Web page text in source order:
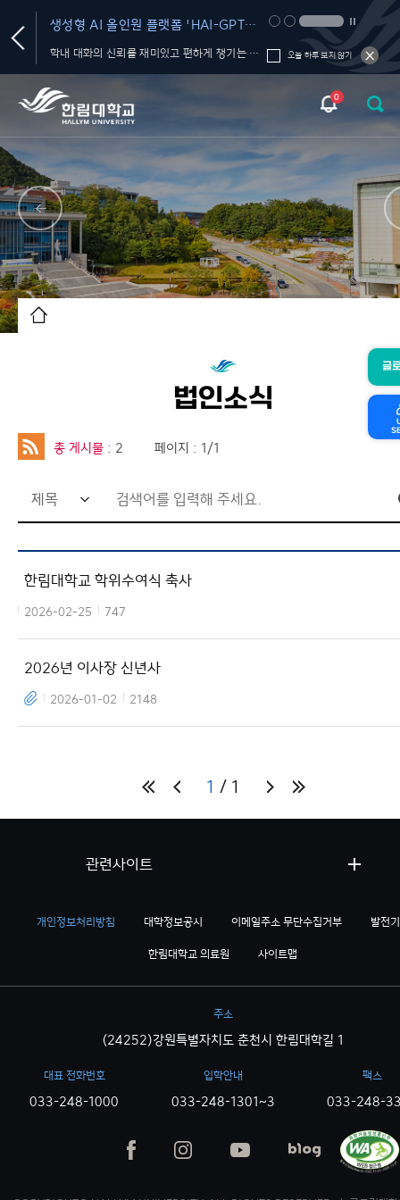
생성형 AI 올인원 플랫폼 'HAI-GPT
서비스' OPEN
학내 대화의 신뢰를 재미있고 편하게 챙기는 FactChat
MEeT
Technology
2026. 9. 10.(목)
오늘 하루 보지 않기
0
글
법인소식
총 게시물 : 2 페이지 : 1/1
한림대학교 학위수여식 축사
2026-02-25 747
2026년 이사장 신년사
2026-01-02 2148
1 1
개인정보처리방침 대학정보공시 이메일주소 무단수집거부 발전
한림대학교 의료원 사이트맵
관련사이트
주소
(24252)강원특별자치도 춘천시 한림대학길 1
대표 전화번호
033-248-1000
입학안내
033-248-1301~3
팩스
033-248-